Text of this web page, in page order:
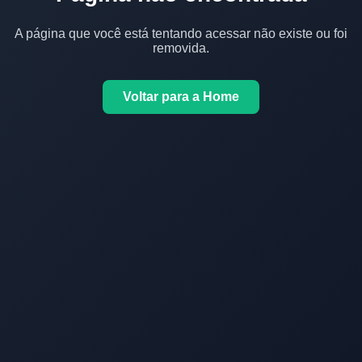
A página que você está tentando acessar não existe ou foi
removida.
Voltar para a Home